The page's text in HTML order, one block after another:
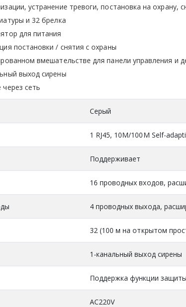
устранение тревоги, постановка на охрану,
и 32 брелка
для питания
постановки / снятия с охраны
вмешательстве для панели управления и
выход сирены
сеть
Серый
1 RJ45, 10M/100M Self-
Поддерживает
16 проводных входов,
4 проводных выхода,
32 (100 м на открытом
1-канальный выход сирены
Поддержка функции
AC220V